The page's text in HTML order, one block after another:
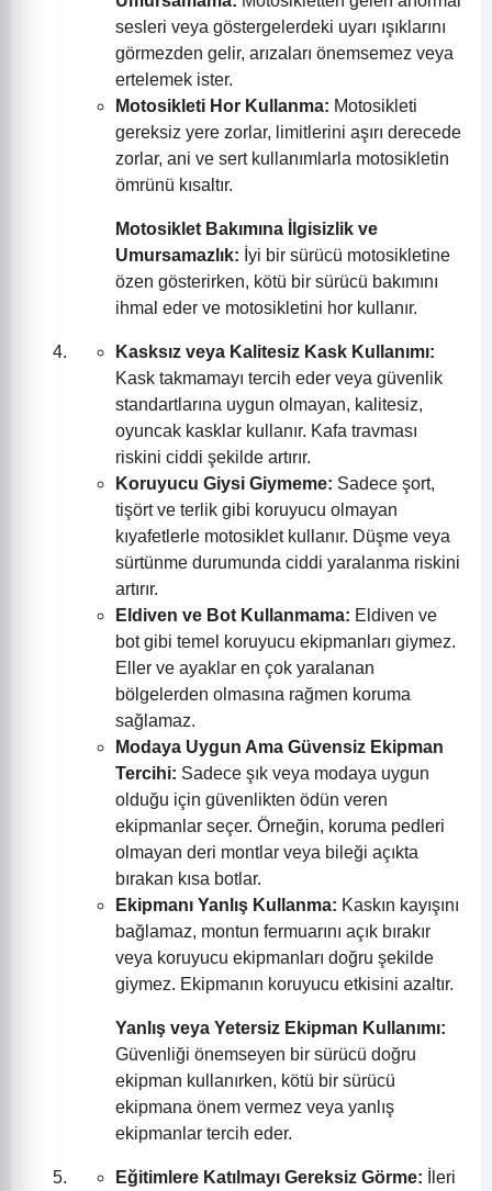
sesleri veya göstergelerdeki uyarı ışıklarını
görmezden gelir, arızaları önemsemez veya
ertelemek ister.
Motosikleti Hor Kullanma: Motosikleti
gereksiz yere zorlar, limitlerini aşırı derecede
zorlar, ani ve sert kullanımlarla motosikletin
ömrünü kısaltır.
Motosiklet Bakımına İlgisizlik ve
Umursamazlık: İyi bir sürücü motosikletine
özen gösterirken, kötü bir sürücü bakımını
ihmal eder ve motosikletini hor kullanır.
Kasksız veya Kalitesiz Kask Kullanımı:
Kask takmamayı tercih eder veya güvenlik
standartlarına uygun olmayan, kalitesiz,
oyuncak kasklar kullanır. Kafa travması
riskini ciddi şekilde artırır.
Koruyucu Giysi Giymeme: Sadece şort,
tişört ve terlik gibi koruyucu olmayan
kıyafetlerle motosiklet kullanır. Düşme veya
sürtünme durumunda ciddi yaralanma riskini
artırır.
Eldiven ve Bot Kullanmama: Eldiven ve
bot gibi temel koruyucu ekipmanları giymez.
Eller ve ayaklar en çok yaralanan
bölgelerden olmasına rağmen koruma
sağlamaz.
Modaya Uygun Ama Güvensiz Ekipman
Tercihi: Sadece şık veya modaya uygun
olduğu için güvenlikten ödün veren
ekipmanlar seçer. Örneğin, koruma pedleri
olmayan deri montlar veya bileği açıkta
bırakan kısa botlar.
Ekipmanı Yanlış Kullanma: Kaskın kayışını
bağlamaz, montun fermuarını açık bırakır
veya koruyucu ekipmanları doğru şekilde
giymez. Ekipmanın koruyucu etkisini azaltır.
Yanlış veya Yetersiz Ekipman Kullanımı:
Güvenliği önemseyen bir sürücü doğru
ekipman kullanırken, kötü bir sürücü
ekipmana önem vermez veya yanlış
ekipmanlar tercih eder.
Eğitimlere Katılmayı Gereksiz Görme: İleri